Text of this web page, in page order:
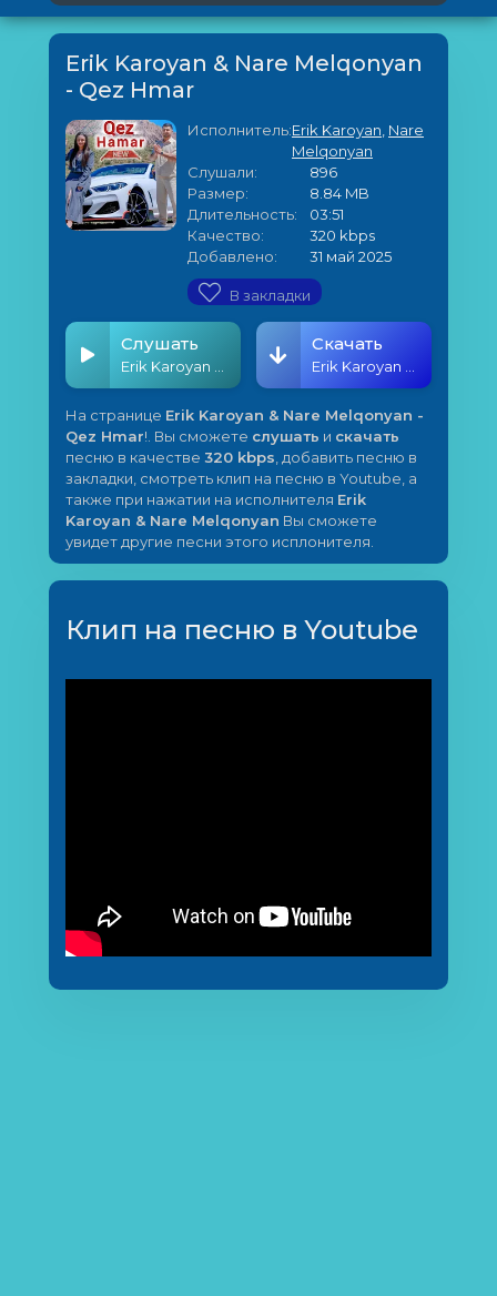
Erik Karoyan & Nare Melqonyan
- Qez Hmar
Исполнитель:Erik Karoyan Nare
Melqonyan
Слушали:
896
Размер:
8.84 MB
Длительность:
03:51
Качество:
320 kbps
Добавлено:
31 май 2025
В закладки
Слушать Скачать
На странице Erik Karoyan & Nare Melqonyan -
Qez Hmar!. Вы сможете слушать и скачать
песню в качестве 320 kbps , добавить песню в
закладки, смотреть клип на песню в Youtube, а
также при нажатии на исполнителя Erik
Karoyan & Nare Melqonyan Вы сможете
увидет другие песни этого исплонителя.
Клип на песню в Youtube